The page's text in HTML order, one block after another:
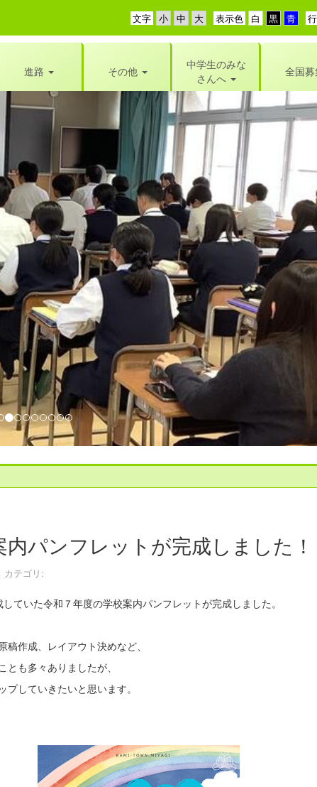
表示色
文字
進路 その他
中学生のみな
さんへ
全国募
パンフレットが完成しました！
テゴリ:
ていた令和７年度の学校案内パンフレットが完成しました。
作成、レイアウト決めなど、
も多々ありましたが、
していきたいと思います。